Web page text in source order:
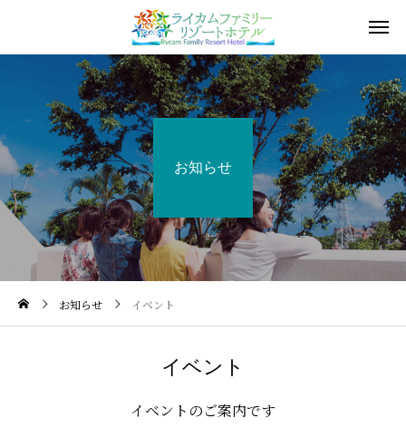
お知らせ
お知らせ イベント
イベント
イベントのご案内です